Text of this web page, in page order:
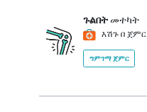
ጉልበትመተካት
እሽጉ በ ጀምር
ግምገማ ጀምር